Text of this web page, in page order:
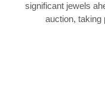
significant jewels
auction, taking